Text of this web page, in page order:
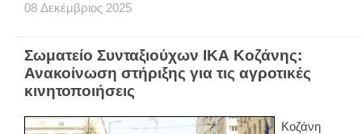
08 Δεκέμβριος 2025
Σωματείο Συνταξιούχων ΙΚΑ Κοζάνης:
Ανακοίνωση στήριξης για τις αγροτικές
κινητοποιήσεις
Κοζάνη